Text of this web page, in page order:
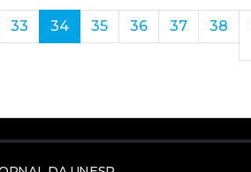
33 34(current)
35 36 37 38